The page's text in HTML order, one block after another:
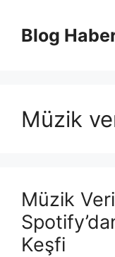
Blog
Müzik
Müzik
Keşfi